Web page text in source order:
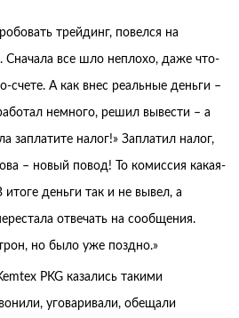
трейдинг, повелся на
Сначала все шло неплохо, даже что-
счете. А как внес реальные деньги –
немного, решил вывести – а
заплатите налог!» Заплатил налог,
– новый повод! То комиссия какая-
деньги так и не вывел, а
отвечать на сообщения.
но было уже поздно.»
PKG казались такими
уговаривали, обещали